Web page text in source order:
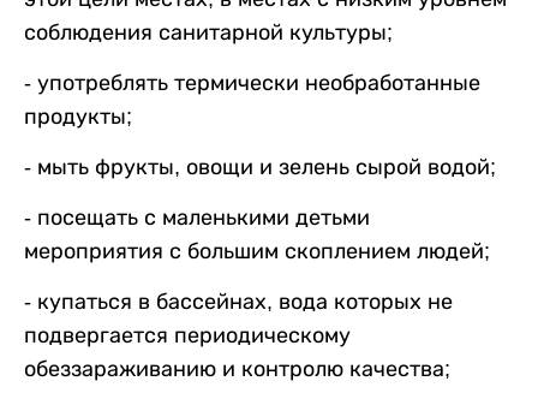
соблюдения санитарной культуры;
- употреблять термически необработанные
продукты;
- мыть фрукты, овощи и зелень сырой водой;
- посещать с маленькими детьми
мероприятия с большим скоплением людей;
- купаться в бассейнах, вода которых не
подвергается периодическому
обеззараживанию и контролю качества;